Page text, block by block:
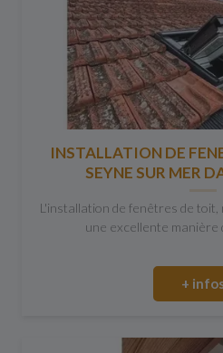
INSTALLATION DE
SEYNE SUR MER
L'installation de fenêtres de toit,
une excellente manière
+